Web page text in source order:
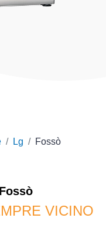
Lg Fossò
Fossò
VICINO